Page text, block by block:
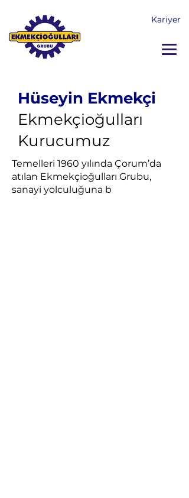
Kariyer
Hüseyin Ekmekçi
Ekmekçioğulları
Kurucumuz
Temelleri 1960 yılında Çorum’da
atılan Ekmekçioğulları Grubu,
sanayi yolculuğuna b